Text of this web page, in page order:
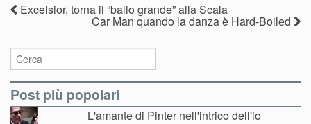
Excelsior, torna il “ballo grande” alla Scala
Car Man quando la danza è Hard-Boiled
Post più popolari
L'amante di Pinter nell'intrico dell'io